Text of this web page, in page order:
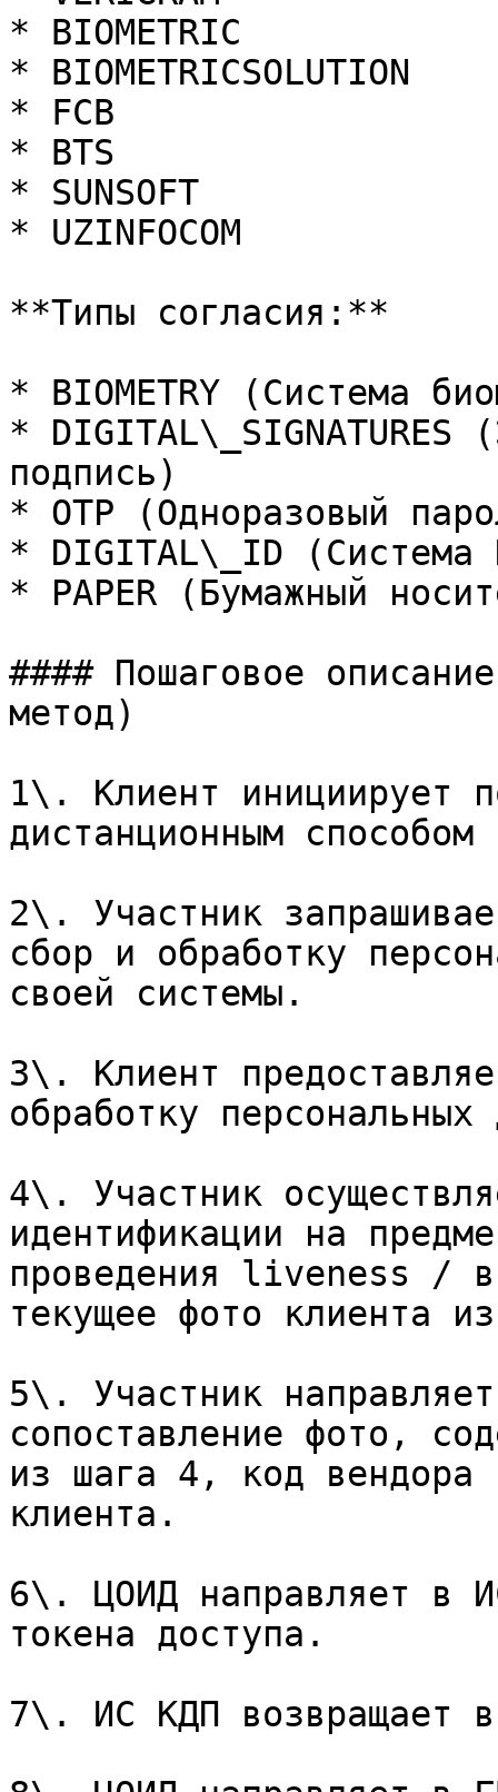
* BIOMETRIC
* BIOMETRICSOLUTION
* FCB
* BTS
* SUNSOFT
* UZINFOCOM
**Типы согласия:**
* BIOMETRY (Система
* DIGITAL\_SIGNATURES
подпись)
* OTP (Одноразовый
* DIGITAL\_ID
* PAPER (Бумажный
#### Пошаговое
метод)
1\. Клиент инициирует
дистанционным
2\. Участник
сбор и обработку
своей системы.
3\. Клиент
обработку
4\. Участник
идентификации на
проведения liveness /
текущее фото клиента
5\. Участник
сопоставление фото,
из шага 4, код вендора
клиента.
6\. ЦОИД направляет в
токена доступа.
7\. ИС КДП возвращает